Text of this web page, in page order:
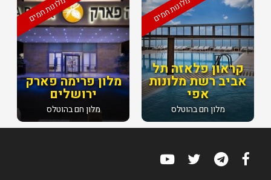
מלונות חמים
מלון פרימה פארק
ירושלים
מלון חם בהוטלס
מלונות חמים
קראון פלאזה תל
אביב רשת מלונות
אפי
מלון חם בהוטלס